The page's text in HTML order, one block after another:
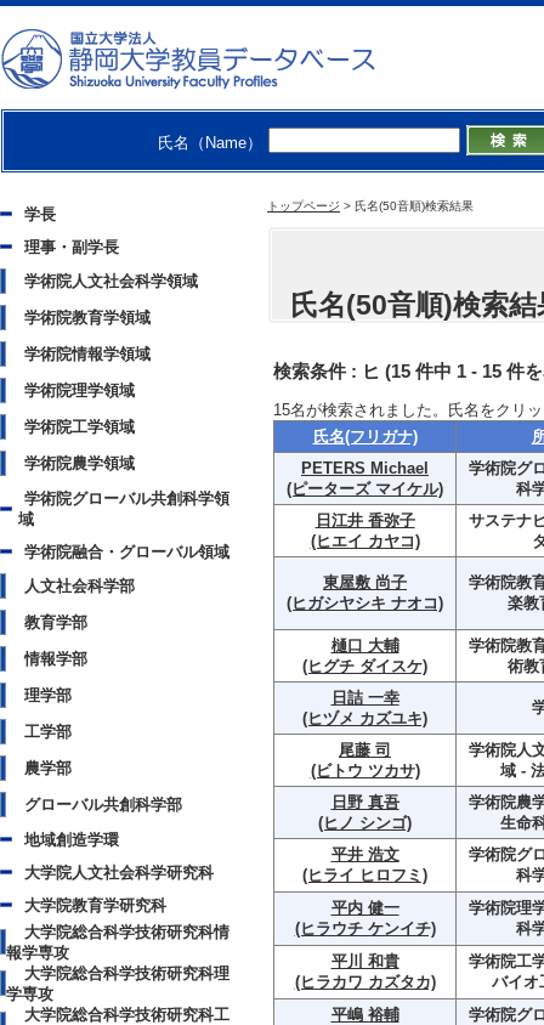
氏名（Name）
学長
理事・副学長
学術院人文社会科学領域
学術院教育学領域
学術院情報学領域
学術院理学領域
学術院工学領域
学術院農学領域
学術院グローバル共創科学領
域
学術院融合・グローバル領域
人文社会科学部
教育学部
情報学部
理学部
工学部
農学部
グローバル共創科学部
地域創造学環
大学院人文社会科学研究科
大学院教育学研究科
大学院総合科学技術研究科情
報学専攻
大学院総合科学技術研究科理
学専攻
大学院総合科学技術研究科工
トップページ > 氏名(50音順)検索結果
氏名(50音順)検索結
検索条件 : ヒ (15 件中 1 - 15 件
15名が検索されました。氏名をクリ
氏名(フリガナ)
PETERS Michael
(ピーターズ マイケル)
学術院グ
科
日江井 香弥子
(ヒエイ カヤコ)
サステナ
東屋敷 尚子
(ヒガシヤシキ ナオコ)
学術院教
楽教
樋口 大輔
(ヒグチ ダイスケ)
学術院教
術教
日詰 一幸
(ヒヅメ カズユキ)
尾藤 司
(ビトウ ツカサ)
学術院人
域 -
日野 真吾
(ヒノ シンゴ)
学術院農
生命
平井 浩文
(ヒライ ヒロフミ)
学術院グ
科
平内 健一
(ヒラウチ ケンイチ)
学術院理
科
平川 和貴
(ヒラカワ カズタカ)
学術院工
バイオ
平嶋 裕輔
学術院グ